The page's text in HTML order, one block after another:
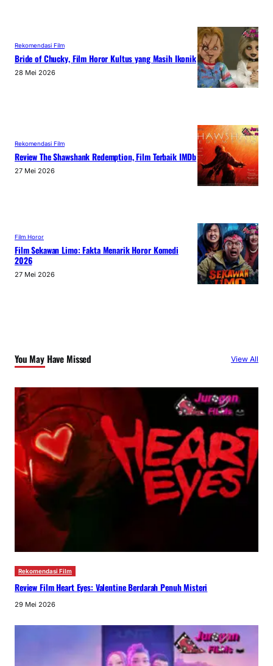
Rekomendasi Film
Bride of Chucky, Film Horor Kultus yang Masih Ikonik
28 Mei 2026
Rekomendasi Film
Review The Shawshank Redemption, Film Terbaik IMDb
27 Mei 2026
Film Horor
Film Sekawan Limo: Fakta Menarik Horor Komedi
2026
27 Mei 2026
You May Have Missed View All
Rekomendasi Film
Review Film Heart Eyes: Valentine Berdarah Penuh Misteri
29 Mei 2026